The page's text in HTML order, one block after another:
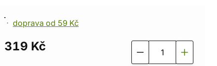
doprava od 59 Kč
319 Kč